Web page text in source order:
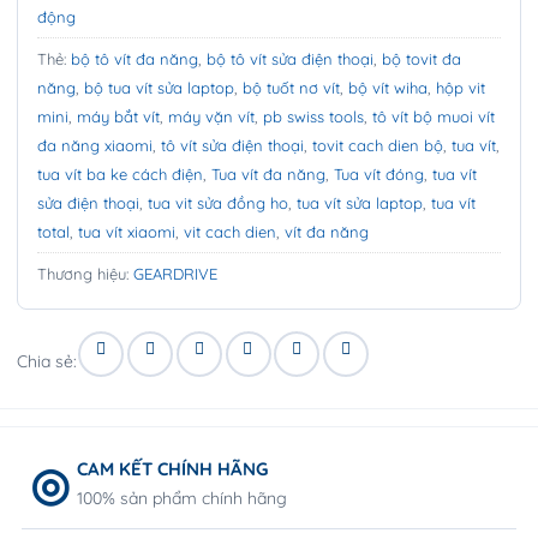
động
Thẻ: bộ tô vít đa năng bộ tô vít sửa điện thoại bộ tovit đa
năng bộ tua vít sửa laptop bộ tuốt nơ vít bộ vít wiha hộp vit
mini máy bắt vít máy vặn vít pb swiss tools tô vít bộ muoi vít
đa năng xiaomi tô vít sửa điện thoại tovit cach dien bộ tua vít
tua vít ba ke cách điện Tua vít đa năng Tua vít đóng tua vít
sửa điện thoại tua vit sửa đồng ho tua vít sửa laptop tua vít
total tua vít xiaomi vit cach dien vít đa năng
Thương hiệu: GEARDRIVE
Chia sẻ:
CAM KẾT CHÍNH HÃNG
100% sản phẩm chính hãng